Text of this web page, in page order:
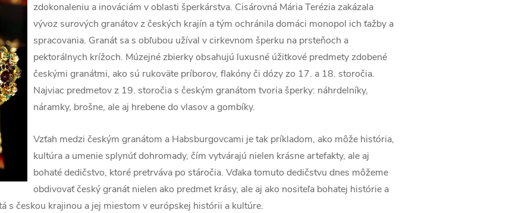
zdokonaleniu a inováciám v oblasti šperkárstva. Cisárovná Mária Terézia zakázala
vývoz surových granátov z českých krajín a tým ochránila domáci monopol ich ťažby a
spracovania. Granát sa s obľubou užíval v cirkevnom šperku na prsteňoch a
pektorálnych krížoch. Múzejné zbierky obsahujú luxusné úžitkové predmety zdobené
českými granátmi, ako sú rukoväte príborov, flakóny či dózy zo 17. a 18. storočia.
Najviac predmetov z 19. storočia s českým granátom tvoria šperky: náhrdelníky,
náramky, brošne, ale aj hrebene do vlasov a gombíky.
Vzťah medzi českým granátom a Habsburgovcami je tak príkladom, ako môže história,
kultúra a umenie splynúť dohromady, čím vytvárajú nielen krásne artefakty, ale aj
bohaté dedičstvo, ktoré pretrváva po stáročia. Vďaka tomuto dedičstvu dnes môžeme
obdivovať český granát nielen ako predmet krásy, ale aj ako nositeľa bohatej histórie a
s českou krajinou a jej miestom v európskej histórii a kultúre.